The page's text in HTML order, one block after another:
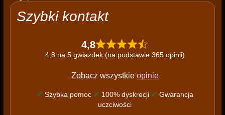
Szybki kontakt
4,8
4,8 na 5 gwiazdek (na podstawie 365 opinii)
Zobacz wszystkie opinie
✔ Szybka pomoc ✔ 100% dyskrecji ✔ Gwarancja
uczciwości